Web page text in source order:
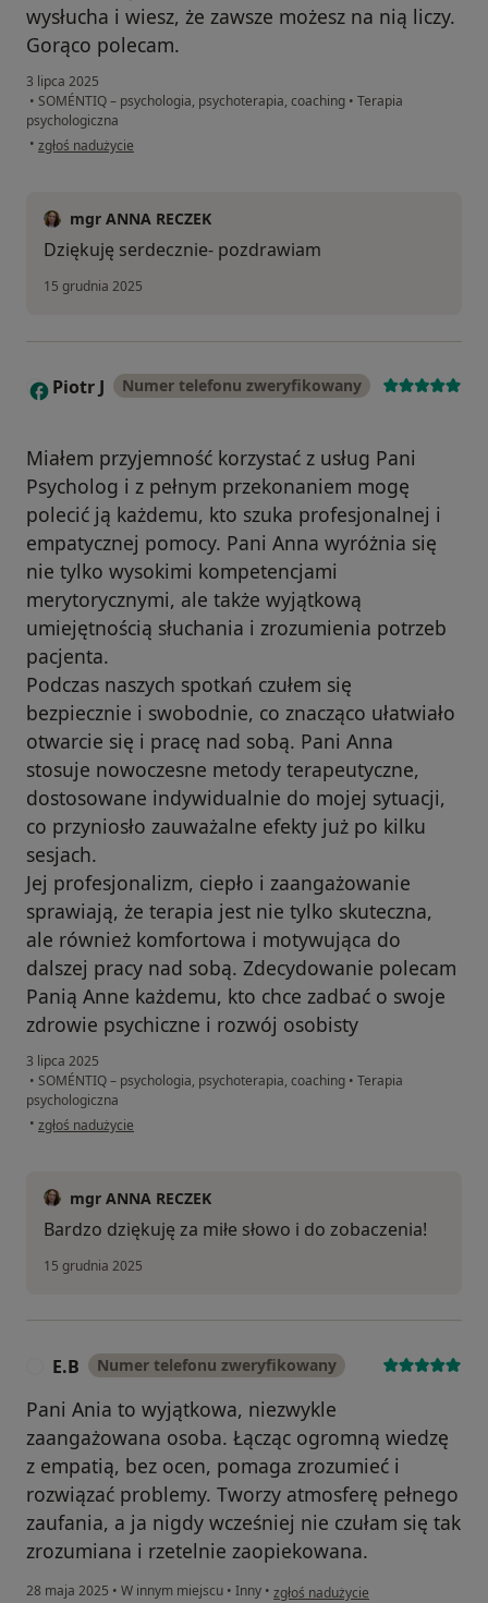
wysłucha i wiesz, że zawsze możesz na nią liczy.
Gorąco polecam.
3 lipca 2025
• SOMÉNTIQ – psychologia, psychoterapia, coaching • Terapia
psychologiczna
• w opinii użytkownika Maja
zgłoś nadużycie
mgr ANNA RECZEK
Dziękuję serdecznie- pozdrawiam
15 grudnia 2025
P Piotr J Numer telefonu zweryfikowany
Miałem przyjemność korzystać z usług Pani
Psycholog i z pełnym przekonaniem mogę
polecić ją każdemu, kto szuka profesjonalnej i
empatycznej pomocy. Pani Anna wyróżnia się
nie tylko wysokimi kompetencjami
merytorycznymi, ale także wyjątkową
umiejętnością słuchania i zrozumienia potrzeb
pacjenta.
Podczas naszych spotkań czułem się
bezpiecznie i swobodnie, co znacząco ułatwiało
otwarcie się i pracę nad sobą. Pani Anna
stosuje nowoczesne metody terapeutyczne,
dostosowane indywidualnie do mojej sytuacji,
co przyniosło zauważalne efekty już po kilku
sesjach.
Jej profesjonalizm, ciepło i zaangażowanie
sprawiają, że terapia jest nie tylko skuteczna,
ale również komfortowa i motywująca do
dalszej pracy nad sobą. Zdecydowanie polecam
Panią Anne każdemu, kto chce zadbać o swoje
zdrowie psychiczne i rozwój osobisty
3 lipca 2025
• SOMÉNTIQ – psychologia, psychoterapia, coaching • Terapia
psychologiczna
• w opinii użytkownika Piotr J
zgłoś nadużycie
mgr ANNA RECZEK
Bardzo dziękuję za miłe słowo i do zobaczenia!
15 grudnia 2025
E.B Numer telefonu zweryfikowany
Pani Ania to wyjątkowa, niezwykle
zaangażowana osoba. Łącząc ogromną wiedzę
z empatią, bez ocen, pomaga zrozumieć i
rozwiązać problemy. Tworzy atmosferę pełnego
zaufania, a ja nigdy wcześniej nie czułam się tak
zrozumiana i rzetelnie zaopiekowana.
28 maja 2025 • W innym miejscu • Inny • w opinii użytkownika E.B
zgłoś nadużycie